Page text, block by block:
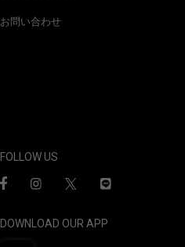
お問い合わせ
FOLLOW US
DOWNLOAD OUR APP